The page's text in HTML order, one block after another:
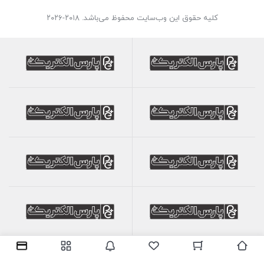
کلیه حقوق این وب‌سایت محفوظ می‌باشد. ۲۰۱۸-۲۰۲۶